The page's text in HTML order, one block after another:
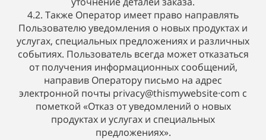
4.2. Также Оператор имеет право направлять
Пользователю уведомления о новых продуктах и
услугах, специальных предложениях и различных
событиях. Пользователь всегда может отказаться
от получения информационных сообщений,
направив Оператору письмо на адрес
электронной почты privacy@thismywebsite·com с
пометкой «Отказ от уведомлений о новых
продуктах и услугах и специальных
предложениях».